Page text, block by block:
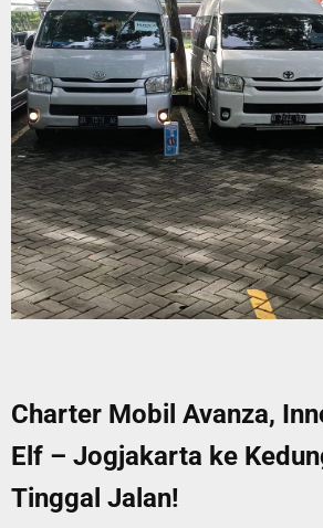
Charter Mobil Avanza,
Elf – Jogjakarta ke
Tinggal Jalan!